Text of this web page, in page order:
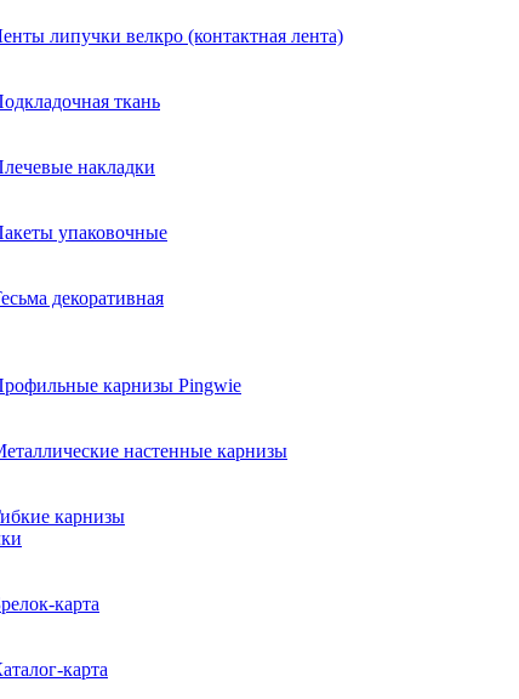
липучки велкро (контактная лента)
ткань
накладки
упаковочные
декоративная
карнизы Pingwie
настенные карнизы
карнизы
карта
карта